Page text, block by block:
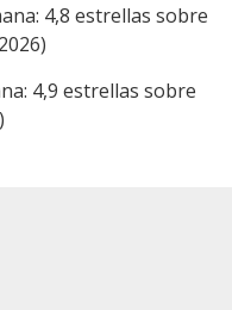
4,8 estrellas sobre
4,9 estrellas sobre